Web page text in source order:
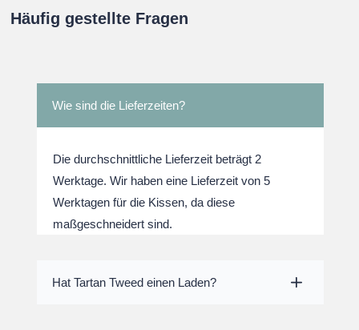
Häufig gestellte Fragen
Wie sind die Lieferzeiten?
Die durchschnittliche Lieferzeit beträgt 2
Werktage. Wir haben eine Lieferzeit von 5
Werktagen für die Kissen, da diese
maßgeschneidert sind.
Hat Tartan Tweed einen Laden?